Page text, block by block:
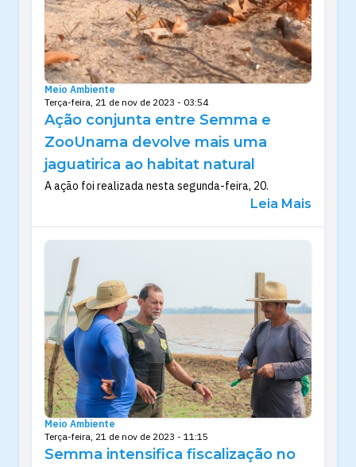
Meio Ambiente
Terça-feira, 21 de nov de 2023 - 03:54
Ação conjunta entre Semma e
ZooUnama devolve mais uma
jaguatirica ao habitat natural
A ação foi realizada nesta segunda-feira, 20.
Leia Mais
Meio Ambiente
Terça-feira, 21 de nov de 2023 - 11:15
Semma intensifica fiscalização no